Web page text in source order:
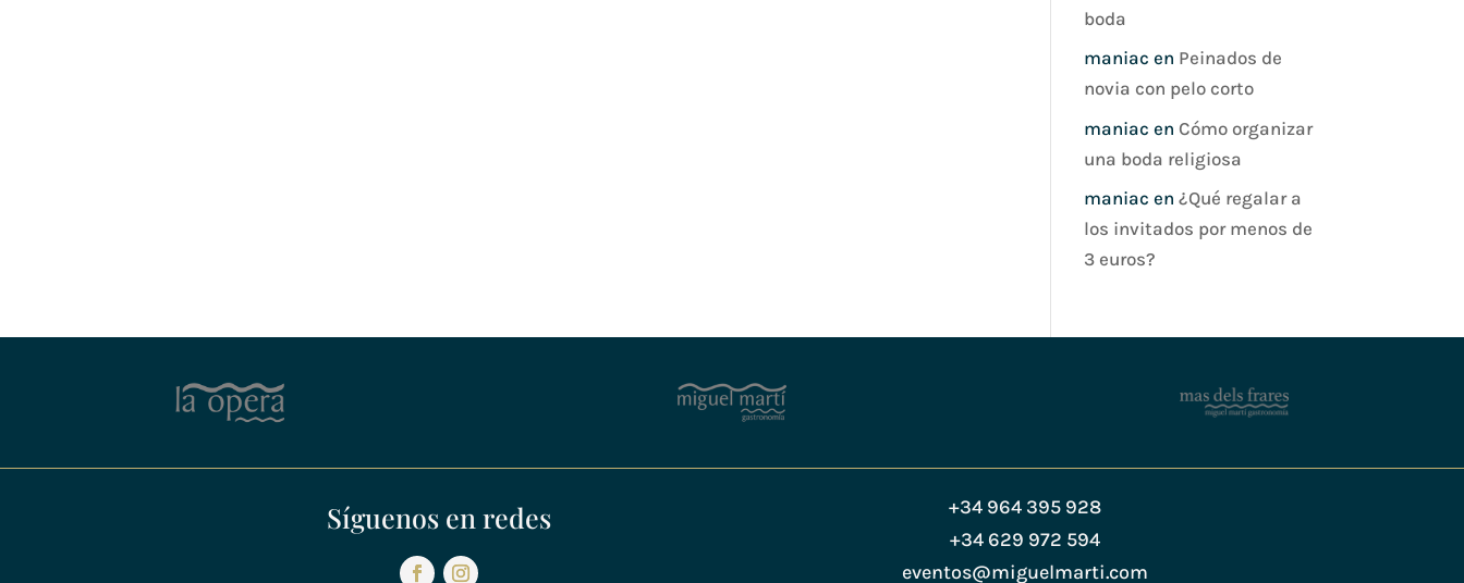
boda
maniac en Peinados de
novia con pelo corto
maniac en Cómo organizar
una boda religiosa
maniac en ¿Qué regalar a
los invitados por menos de
3 euros?
Síguenos en redes
+34 964 395 928
+34 629 972 594
eventos@miguelmarti.com